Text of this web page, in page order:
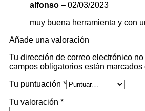
alfonso – 02/03/2023
muy buena herramienta y con
Añade una valoración
Tu dirección de correo electrónico
campos obligatorios están marcados
Tu puntuación *
Tu valoración *